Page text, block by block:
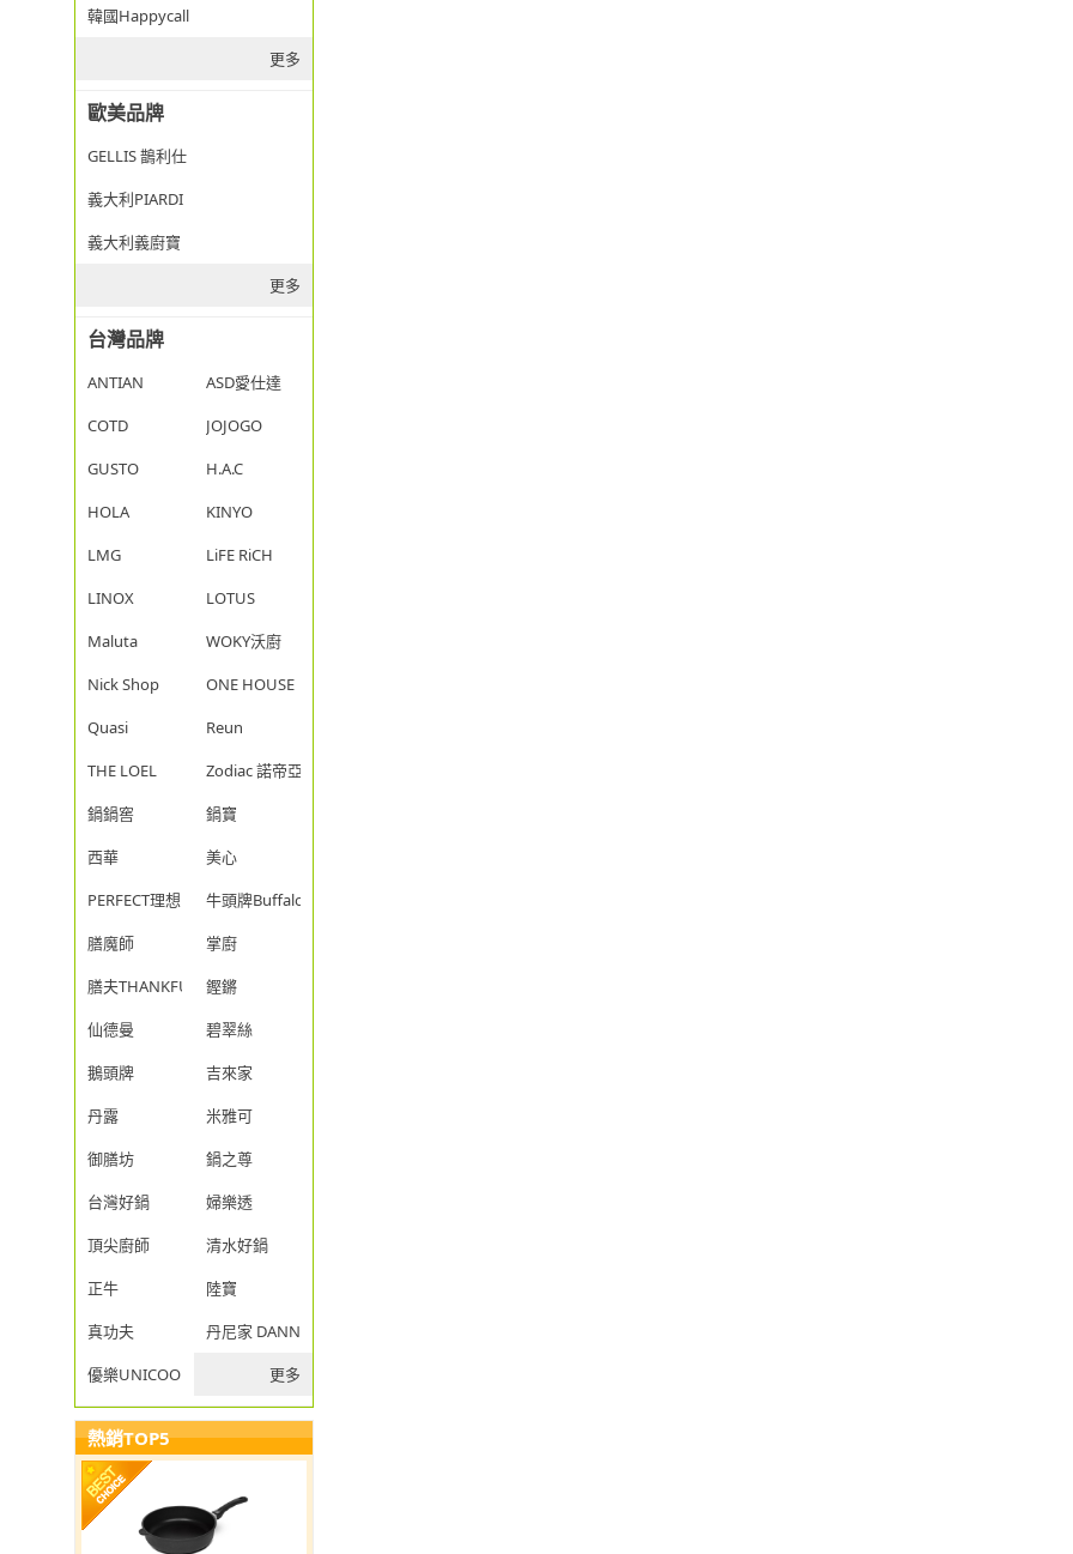
韓國Happycall
更多
歐美品牌
GELLIS 鵲利仕
義大利PIARDI
義大利義廚寶
更多
台灣品牌
ANTIAN
ASD愛仕達
COTD
JOJOGO
GUSTO
H.A.C
HOLA
KINYO
LMG
LiFE RiCH
LINOX
LOTUS
Maluta
WOKY沃廚
Nick Shop
ONE HOUSE
Quasi
Reun
THE LOEL
Zodiac 諾帝亞
鍋鍋窖
鍋寶
西華
美心
PERFECT理想
牛頭牌Buffalo
膳魔師
掌廚
膳夫THANKFUL
鏗鏘
仙德曼
碧翠絲
鵝頭牌
吉來家
丹露
米雅可
御膳坊
鍋之尊
台灣好鍋
婦樂透
頂尖廚師
清水好鍋
正牛
陸寶
真功夫
丹尼家 DANNY JIA
優樂UNICOOK
更多
熱銷TOP5